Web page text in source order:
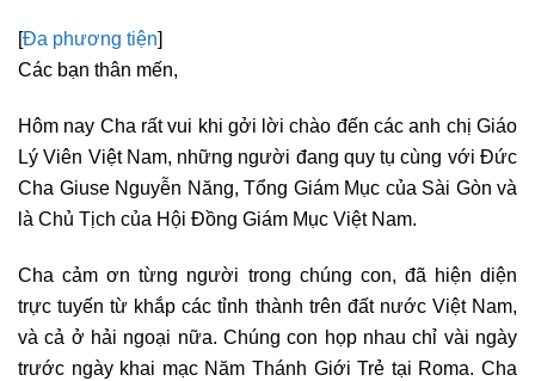
[Đa phương tiện]
Các bạn thân mến,
Hôm nay Cha rất vui khi gởi lời chào đến các anh chị Giáo
Lý Viên Việt Nam, những người đang quy tụ cùng với Đức
Cha Giuse Nguyễn Năng, Tổng Giám Mục của Sài Gòn và
là Chủ Tịch của Hội Đồng Giám Mục Việt Nam.
Cha cảm ơn từng người trong chúng con, đã hiện diện
trực tuyến từ khắp các tỉnh thành trên đất nước Việt Nam,
và cả ở hải ngoại nữa. Chúng con họp nhau chỉ vài ngày
trước ngày khai mạc Năm Thánh Giới Trẻ tại Roma. Cha